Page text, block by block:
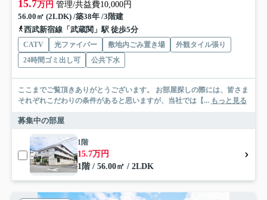
15.7万円 管理/共益費10,000円
56.00㎡ (2LDK) /築38年 /3階建
西武新宿線「武蔵関」駅 徒歩5分
CATV 光ファイバー 敷地内ごみ置き場
外観タイル張り
24時間ゴミ出し可
公共下水
ここまでご覧頂きありがとうございます。 お部屋探しの際には、皆さま
それぞれこだわりの条件があると思いますが、当社では【... もっと見る
募集中の部屋
1階
15.7万円
1階 / 56.00㎡ / 2LDK